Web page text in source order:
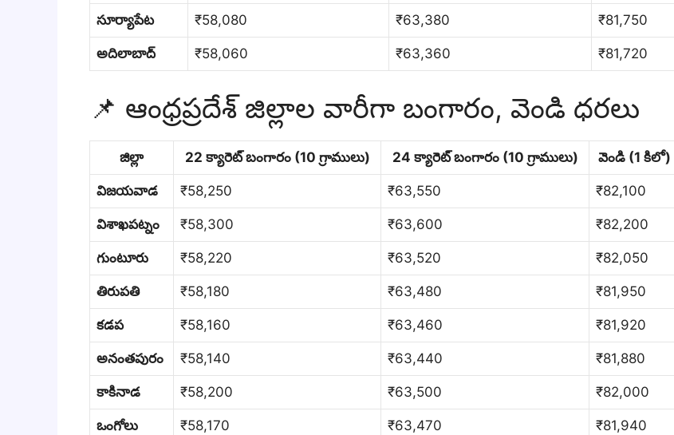
సూర్యాపేట ₹58,080 ₹63,380 ₹81,750
అదిలాబాద్ ₹58,060 ₹63,360 ₹81,720
📌 ఆంధ్రప్రదేశ్ జిల్లాల వారీగా బంగారం, వెండి ధరలు
జిల్లా 22 క్యారెట్ బంగారం (10 గ్రాములు) 24 క్యారెట్ బంగారం (10 గ్రాములు) వెండి (1 కిలో)
విజయవాడ ₹58,250 ₹63,550 ₹82,100
విశాఖపట్నం ₹58,300 ₹63,600 ₹82,200
గుంటూరు ₹58,220 ₹63,520 ₹82,050
తిరుపతి ₹58,180 ₹63,480 ₹81,950
కడప ₹58,160 ₹63,460 ₹81,920
అనంతపురం ₹58,140 ₹63,440 ₹81,880
కాకినాడ ₹58,200 ₹63,500 ₹82,000
ఒంగోలు ₹58,170 ₹63,470 ₹81,940